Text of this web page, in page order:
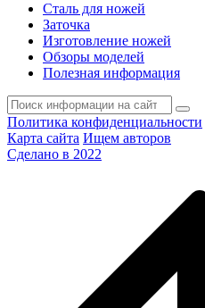
Сталь для ножей
Заточка
Изготовление ножей
Обзоры моделей
Полезная информация
Политика конфиденциальности
Карта сайта Ищем авторов
Сделано в 2022